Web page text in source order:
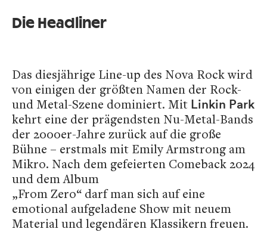
Die Headliner
Das diesjährige Line-up des Nova Rock wird
von einigen der größten Namen der Rock-
und Metal-Szene dominiert. Mit Linkin Park
kehrt eine der prägendsten Nu-Metal-Bands
der 2000er-Jahre zurück auf die große
Bühne – erstmals mit Emily Armstrong am
Mikro. Nach dem gefeierten Comeback 2024
und dem Album
„From Zero“ darf man sich auf eine
emotional aufgeladene Show mit neuem
Material und legendären Klassikern freuen.